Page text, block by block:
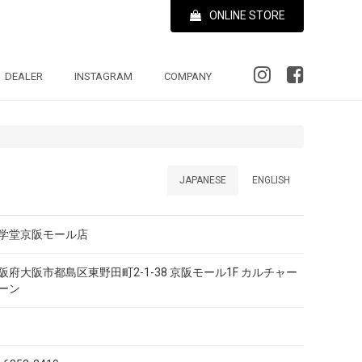
ONLINE STORE
DEALER INSTAGRAM COMPANY
ENGLISH
JAPANESE
堂京阪モール店
府大阪市都島区東野田町2-1-38 京阪モール1F カルチャー
ン